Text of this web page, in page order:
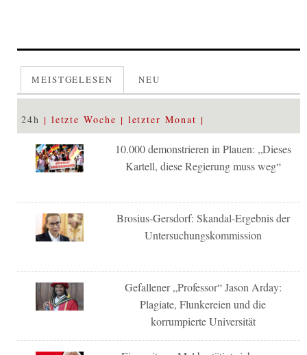
MEISTGELESEN NEU
24h letzte Woche letzter Monat
10.000 demonstrieren in Plauen: „Dieses
Kartell, diese Regierung muss weg“
Brosius-Gersdorf: Skandal-Ergebnis der
Untersuchungskommission
Gefallener „Professor“ Jason Arday:
Plagiate, Flunkereien und die
korrumpierte Universität